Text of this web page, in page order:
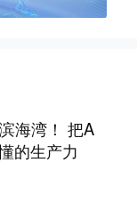
海湾！ 把A
的生产力